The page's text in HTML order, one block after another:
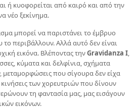
ή κυοφορείται από καιρό και από την
νέο ξεκίνημα.
μπορεί να παριστάνει το έμβρυο
περιβάλλουν. Αλλά αυτό δεν είναι
εικόνα. Βλέποντας τηνGravidanza I,
κύματα και δελφίνια, σχήματα
μεταμορφώσεις που σίγουρα δεν είχα
των χορευτριών που δίνουν
τη φαντασία μας, μας εισάγουν
εικόνων.